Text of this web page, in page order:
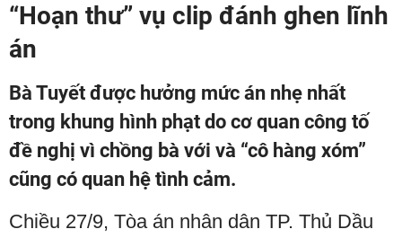
“Hoạn thư” vụ clip đánh ghen lĩnh
án
Bà Tuyết được hưởng mức án nhẹ nhất
trong khung hình phạt do cơ quan công tố
đề nghị vì chồng bà với và “cô hàng xóm”
cũng có quan hệ tình cảm.
Chiều 27/9, Tòa án nhân dân TP. Thủ Dầu